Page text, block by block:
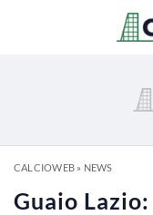
CALCIOWEB» NEWS
Guaio